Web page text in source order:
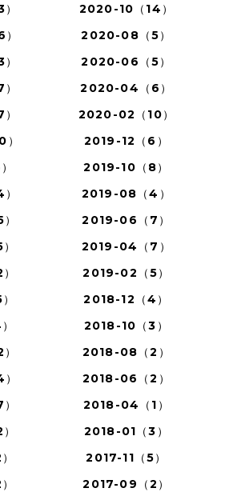
2020-10（14）
2020-08（5）
2020-06（5）
2020-04（6）
2020-02（10）
2019-12（6）
2019-10（8）
2019-08（4）
2019-06（7）
2019-04（7）
2019-02（5）
2018-12（4）
2018-10（3）
2018-08（2）
2018-06（2）
2018-04（1）
2018-01（3）
2017-11（5）
2017-09（2）